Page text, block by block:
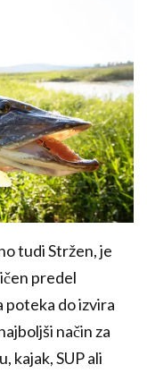
tudi Stržen, je
predel
poteka do izvira
način za
kajak, SUP ali